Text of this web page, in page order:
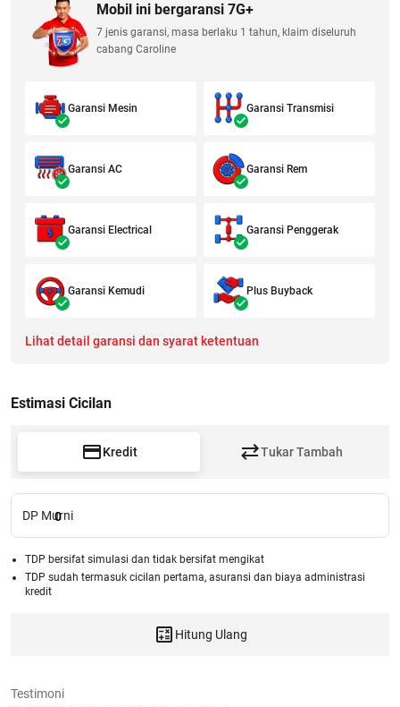
Mobil ini bergaransi 7G+
7 jenis garansi, masa berlaku 1 tahun, klaim diseluruh
cabang Caroline
Garansi Mesin Garansi Transmisi
Garansi AC Garansi Rem
Garansi Electrical Garansi Penggerak
Garansi Kemudi Plus Buyback
Lihat detail garansi dan syarat ketentuan
Estimasi Cicilan
Kredit Tukar Tambah
DP Murni
0
TDP bersifat simulasi dan tidak bersifat mengikat
TDP sudah termasuk cicilan pertama, asuransi dan biaya administrasi
kredit
Hitung Ulang
Testimoni